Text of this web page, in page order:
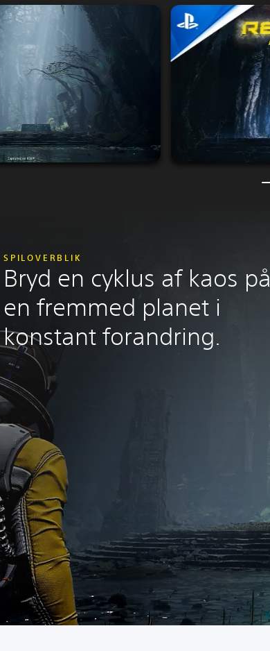
SPILOVERBLIK
Bryd en cyklus af kaos på
en fremmed planet i
konstant forandring.